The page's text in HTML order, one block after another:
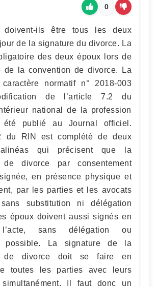
0
doivent-ils être tous les deux
de la signature du divorce. La
des deux époux lors de
de la convention de divorce. La
normatif n° 2018-003
de l’article 7.2 du
national de la profession
été publié au Journal officiel.
du RIN est complété de deux
alinéas qui précisent que la
de divorce par consentement
en présence physique et
par les parties et les avocats
sans substitution ni délégation
époux doivent aussi signés en
l’acte, sans délégation ou
possible. La signature de la
de divorce doit se faire en
toutes les parties avec leurs
Il faut donc un